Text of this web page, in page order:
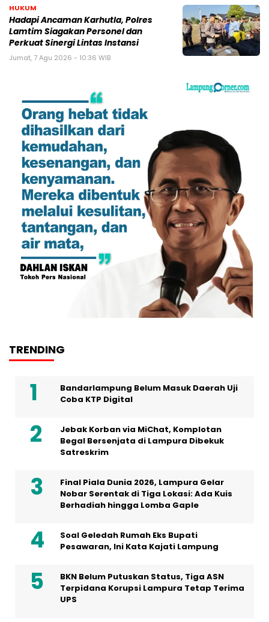
HUKUM
Hadapi Ancaman Karhutla, Polres
Lamtim Siagakan Personel dan
Perkuat Sinergi Lintas Instansi
Jumat, 7 Agu 2026 - 10:36 WIB
TRENDING
Bandarlampung Belum Masuk Daerah Uji
Coba KTP Digital
Jebak Korban via MiChat, Komplotan
Begal Bersenjata di Lampura Dibekuk
Satreskrim
Final Piala Dunia 2026, Lampura Gelar
Nobar Serentak di Tiga Lokasi: Ada Kuis
Berhadiah hingga Lomba Gaple
Soal Geledah Rumah Eks Bupati
Pesawaran, Ini Kata Kajati Lampung
BKN Belum Putuskan Status, Tiga ASN
Terpidana Korupsi Lampura Tetap Terima
UPS